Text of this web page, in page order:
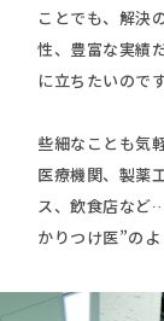
ことでも、解決
性、豊富な実績
に立ちたいのです
些細なことも気
医療機関、製薬
ス、飲食店など…
かりつけ医”の